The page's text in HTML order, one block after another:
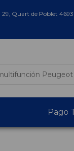
29, Quart de Poblet
Pago